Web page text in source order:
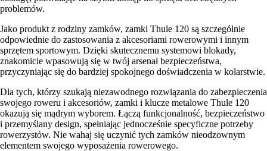
problemów.
Jako produkt z rodziny zamków, zamki Thule 120 są szczególnie
odpowiednie do zastosowania z akcesoriami rowerowymi i innym
sprzętem sportowym. Dzięki skutecznemu systemowi blokady,
znakomicie wpasowują się w twój arsenał bezpieczeństwa,
przyczyniając się do bardziej spokojnego doświadczenia w kolarstwie.
Dla tych, którzy szukają niezawodnego rozwiązania do zabezpieczenia
swojego roweru i akcesoriów, zamki i klucze metalowe Thule 120
okazują się mądrym wyborem. Łączą funkcjonalność, bezpieczeństwo
i przemyślany design, spełniając jednocześnie specyficzne potrzeby
rowerzystów. Nie wahaj się uczynić tych zamków nieodzownym
elementem swojego wyposażenia rowerowego.